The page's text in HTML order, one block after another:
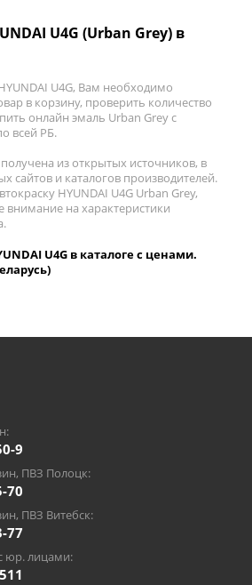
U4G (Urban Grey) в
U4G, Вам необходимо
в корзину, проверить количество
онлайн эмаль Urban Grey с
всей РБ.
из открытых источников, в
сайтов и каталогов производителей.
HYUNDAI U4G Urban Grey,
на характеристики
U4G в каталоге с ценами.
9
ПВЗ Полоцк:
70
ПВЗ Витебск:
77
юр. лицами: